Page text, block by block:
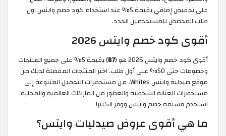
على تخفيض إضافي بقيمة 5% عند استخدام كود خصم وايتس اول
طلب المخصص للمستخدمين الجدد.
أقوى كود خصم وايتس 2026
أقوى كود خصم وايتس 2026 هو ( B7
) بقيمة 5% على جميع المنتجات
وخصومات حتى 50% على أول طلب. اختر المنتجات المفضلة لديك من
موقع صيدلية وايتس Whites، من مستحضرات التجميل المتنوعة إلى
مستحضرات العناية الشخصية والعطور من الماركات العالمية والمحلية.
استخدم قسيمة خصم وايتس ووفر الكثير!
ما هي أقوى عروض صيدليات وايتس؟